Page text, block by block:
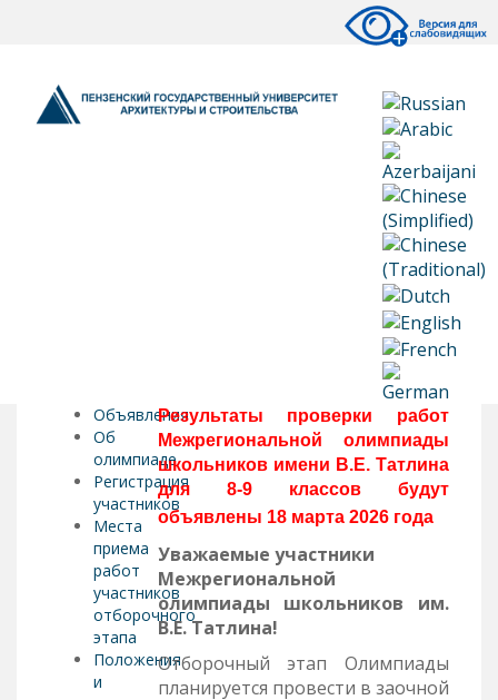
Объявления
Об
олимпиаде
Регистрация
участников
Места
приема
работ
участников
отборочного
этапа
Положения
и
Результаты проверки работ
Межрегиональной олимпиады
школьников имени В.Е. Татлина
для 8-9 классов будут
объявлены 18 марта 2026 года
Уважаемые участники
Межрегиональной
олимпиады школьников им.
В.Е. Татлина!
Отборочный этап Олимпиады
планируется провести в заочной